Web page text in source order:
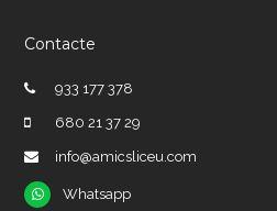
Contacte
933 177 378
680 21 37 29
info@amicsliceu.com
Whatsapp
Whatsapp